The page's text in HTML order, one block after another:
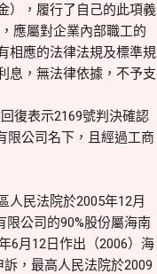
），履行了自己的此項義
應屬對企業內部職工的
相應的法律法規及標準規
息，無法律依據，不予支
復表示2169號判決確認
限公司名下，且經過工商
人民法院於2005年12月
公司的90%股份屬海南
6月12日作出（2006）海
，最高人民法院於2009